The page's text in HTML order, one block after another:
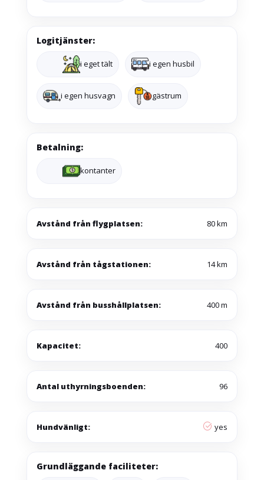
Logitjänster:
i eget tält i egen husbil
i egen husvagn gästrum
Betalning:
kontanter
Avstånd från flygplatsen: 80 km
Avstånd från tågstationen: 14 km
Avstånd från busshållplatsen: 400 m
Kapacitet: 400
Antal uthyrningsboenden: 96
Hundvänligt: yes
Grundläggande faciliteter: